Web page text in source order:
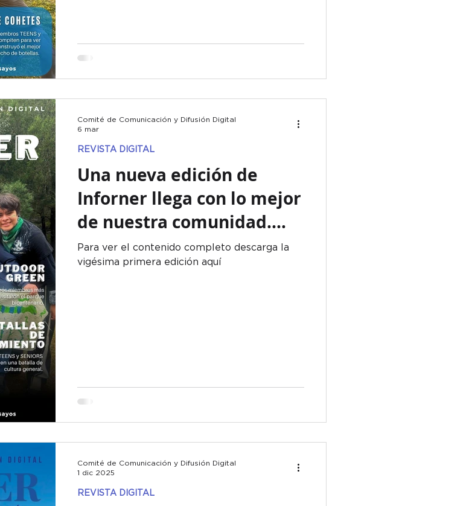
Una nueva edición de
Inforner llega con lo mejor
de nuestra comunidad.
Descúbrela.
Para ver el contenido completo descarga la
vigésima primera edición aquí
REVISTA DIGITAL
Comité de Comunicación y Difusión Digital
6 mar
REVISTA DIGITAL
Comité de Comunicación y Difusión Digital
1 dic 2025